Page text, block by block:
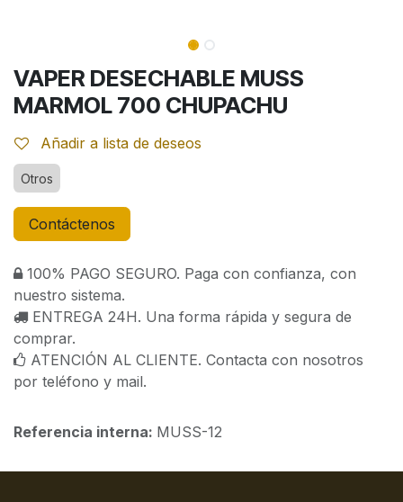
VAPER DESECHABLE MUSS
MARMOL 700 CHUPACHU
Añadir a lista de deseos
Otros
Contáctenos
100% PAGO SEGURO. Paga con confianza, con
nuestro sistema.
ENTREGA 24H. Una forma rápida y segura de
comprar.
ATENCIÓN AL CLIENTE. Contacta con nosotros
por teléfono y mail.
Referencia interna: MUSS-12